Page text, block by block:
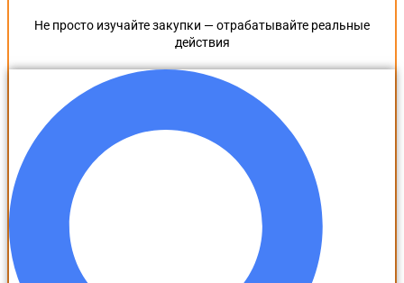
Не просто изучайте закупки — отрабатывайте реальные
действия